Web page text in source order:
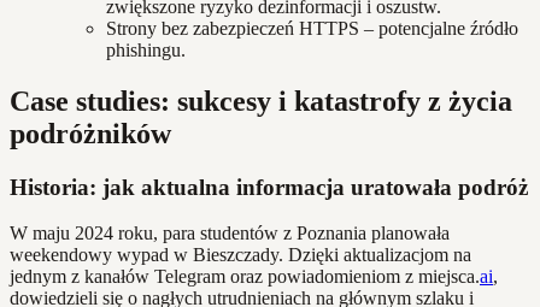
zwiększone ryzyko dezinformacji i oszustw.
Strony bez zabezpieczeń HTTPS – potencjalne źródło
phishingu.
Case studies: sukcesy i katastrofy z życia
podróżników
Historia: jak aktualna informacja uratowała podróż
W maju 2024 roku, para studentów z Poznania planowała
weekendowy wypad w Bieszczady. Dzięki aktualizacjom na
jednym z kanałów Telegram oraz powiadomieniom z miejsca.ai,
dowiedzieli się o nagłych utrudnieniach na głównym szlaku i